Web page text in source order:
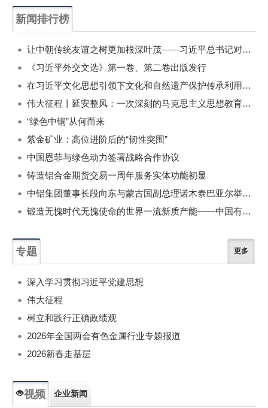
新闻排行榜
让中朝传统友谊之树更加根深叶茂——习近平总书记对朝鲜进行国事访问纪实
《习近平外交文选》第一卷、第二卷出版发行
在习近平文化思想引领下文化和自然遗产保护传承利用工作开创新局面
伟大征程丨延安整风：一次深刻的马克思主义思想教育运动
“绿色中铜”从何而来
紫金矿业：高位进阶后的“韧性突围”
中国恩菲与绿色动力签署战略合作协议
铸造铝合金期货交易一周年服务实体功能初显
中铝集团董事长段向东与蒙古国副总理诺木泰巴亚尔举行会谈
锻造无愧时代无愧使命的世界一流新质产能——中国有色金属工业的战略应对与破局之道（二）
专题 更多
深入学习贯彻习近平党建思想
伟大征程
树立和践行正确政绩观
2026年全国两会有色金属行业专题报道
2026新春走基层
视频 企业新闻